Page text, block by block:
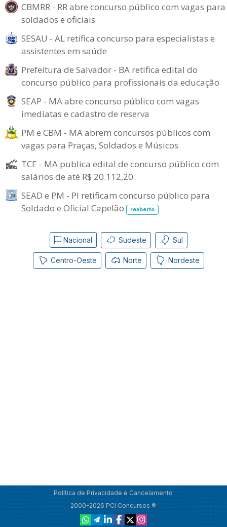
CBMRR - RR abre concurso público com vagas para
soldados e oficiais
SESAU - AL retifica concurso para especialistas e
assistentes em saúde
Prefeitura de Salvador - BA retifica edital do
concurso público para profissionais da educação
SEAP - MA abre concurso público com vagas
imediatas e cadastro de reserva
PM e CBM - MA abrem concursos públicos com
vagas para Praças, Soldados e Músicos
TCE - MA publica edital de concurso público com
salários de até R$ 20.112,20
SEAD e PM - PI retificam concurso público para
Soldado e Oficial Capelão
reaberto
Nacional Sudeste Sul
Centro-Oeste Norte Nordeste
Política de Privacidade e Cancelamento
2000-2026 PCI Concursos ®